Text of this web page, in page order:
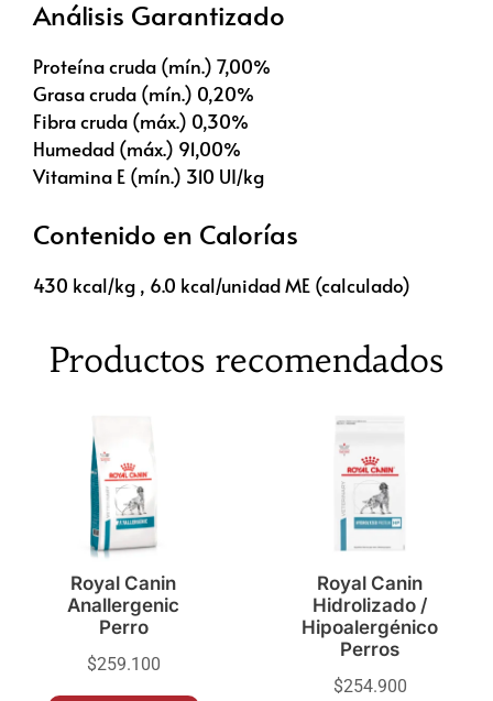
Análisis Garantizado
Proteína cruda (mín.) 7,00%
Grasa cruda (mín.) 0,20%
Fibra cruda (máx.) 0,30%
Humedad (máx.) 91,00%
Vitamina E (mín.) 310 UI/kg
Contenido en Calorías
430 kcal/kg , 6.0 kcal/unidad ME (calculado)
Productos recomendados
Royal Canin
Anallergenic
Perro
$259.100
Royal Canin
Hidrolizado /
Hipoalergénico
Perros
$254.900